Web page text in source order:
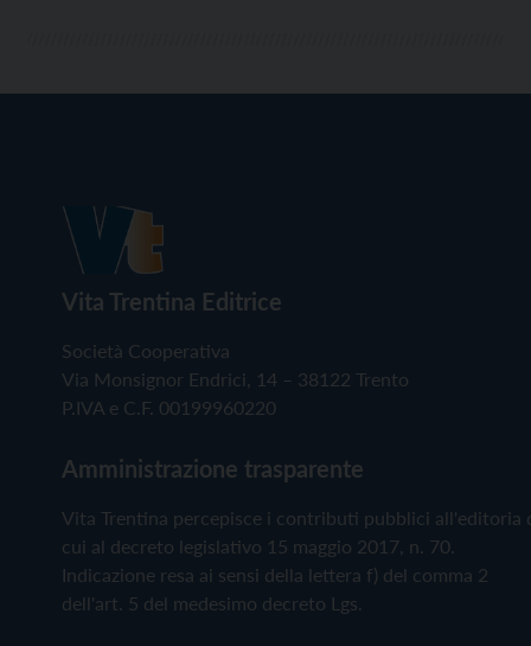
Vita Trentina Editrice
Società Cooperativa
Via Monsignor Endrici, 14 – 38122 Trento
P.IVA e C.F. 00199960220
Amministrazione trasparente
Vita Trentina percepisce i contributi pubblici all'editoria
cui al decreto legislativo 15 maggio 2017, n. 70.
Indicazione resa ai sensi della lettera f) del comma 2
dell'art. 5 del medesimo decreto Lgs.